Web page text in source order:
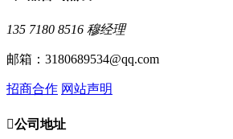
135 7180 8516 穆经理
邮箱：3180689534@qq.com
招商合作 网站声明
公司地址